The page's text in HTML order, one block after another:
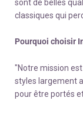
sont de belles
classiques qui
Pourquoi choisir
"Notre mission
styles largement
pour être portés